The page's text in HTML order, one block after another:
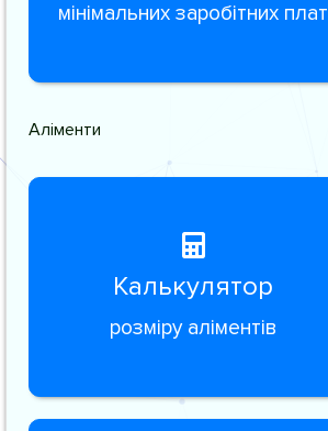
мінімальних заробітних плат
Аліменти
Калькулятор
розміру аліментів